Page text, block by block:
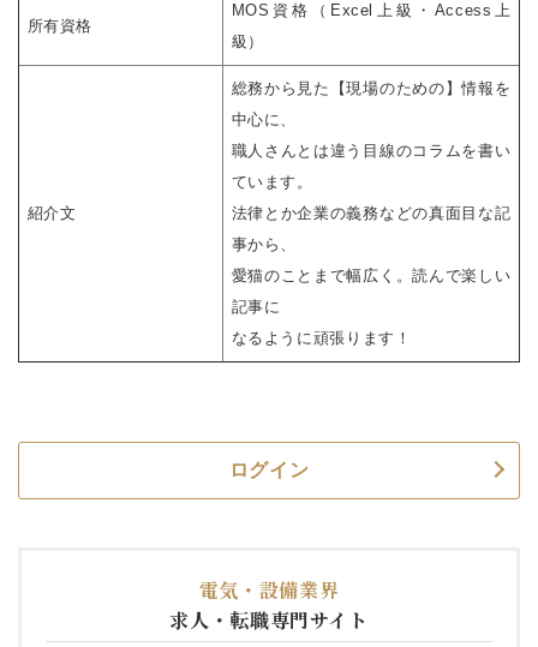
所有資格
MOS資格（Excel上級・Access上
級）
紹介文
総務から見た【現場のための】情報を
中心に、
職人さんとは違う目線のコラムを書い
ています。
法律とか企業の義務などの真面目な記
事から、
愛猫のことまで幅広く。読んで楽しい
記事に
なるように頑張ります！
ログイン
電気・設備業界
求人・転職専門サイト